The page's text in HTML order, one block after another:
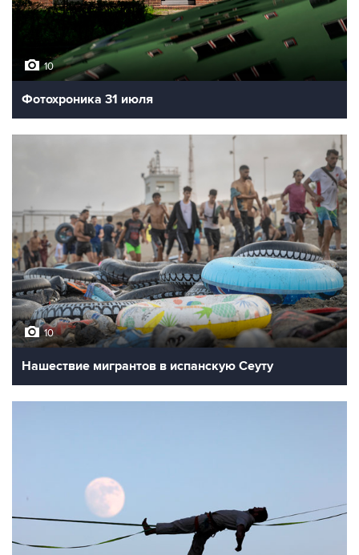
10
Фотохроника 31 июля
10
Нашествие мигрантов в испанскую Сеуту